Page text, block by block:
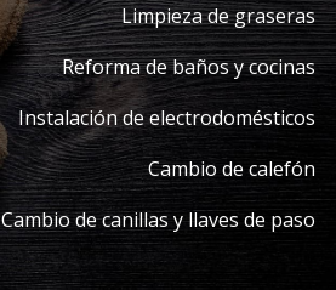
Limpieza de graseras
Reforma de baños y cocinas
Instalación de electrodomésticos
Cambio de calefón
Cambio de canillas y llaves de paso